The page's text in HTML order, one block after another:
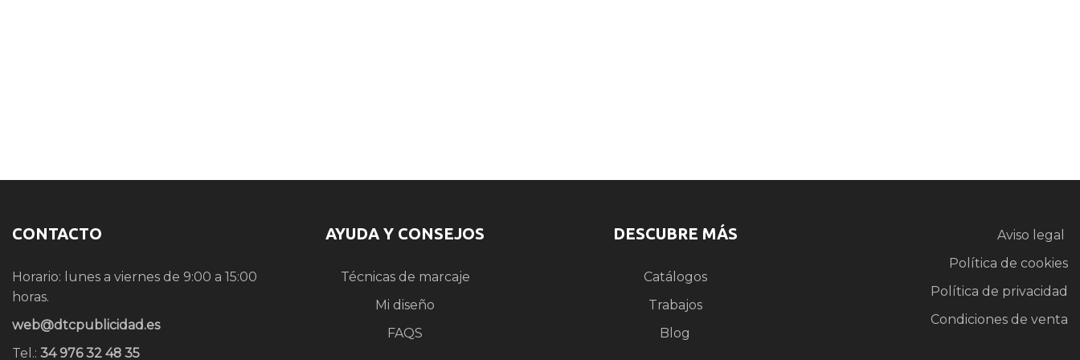
CONTACTO
Horario: lunes a viernes de 9:00 a 15:00
horas.
web@dtcpublicidad.es
Tel.: 34 976 32 48 35
AYUDA Y CONSEJOS
Técnicas de marcaje
Mi diseño
FAQS
DESCUBRE MÁS
Catálogos
Trabajos
Blog
Aviso legal
Política de cookies
Política de privacidad
Condiciones de venta